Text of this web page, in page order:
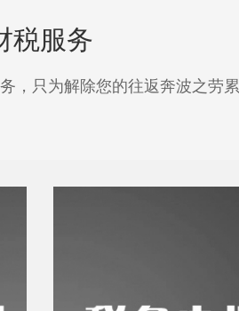
税服务
，只为解除您的往返奔波之劳